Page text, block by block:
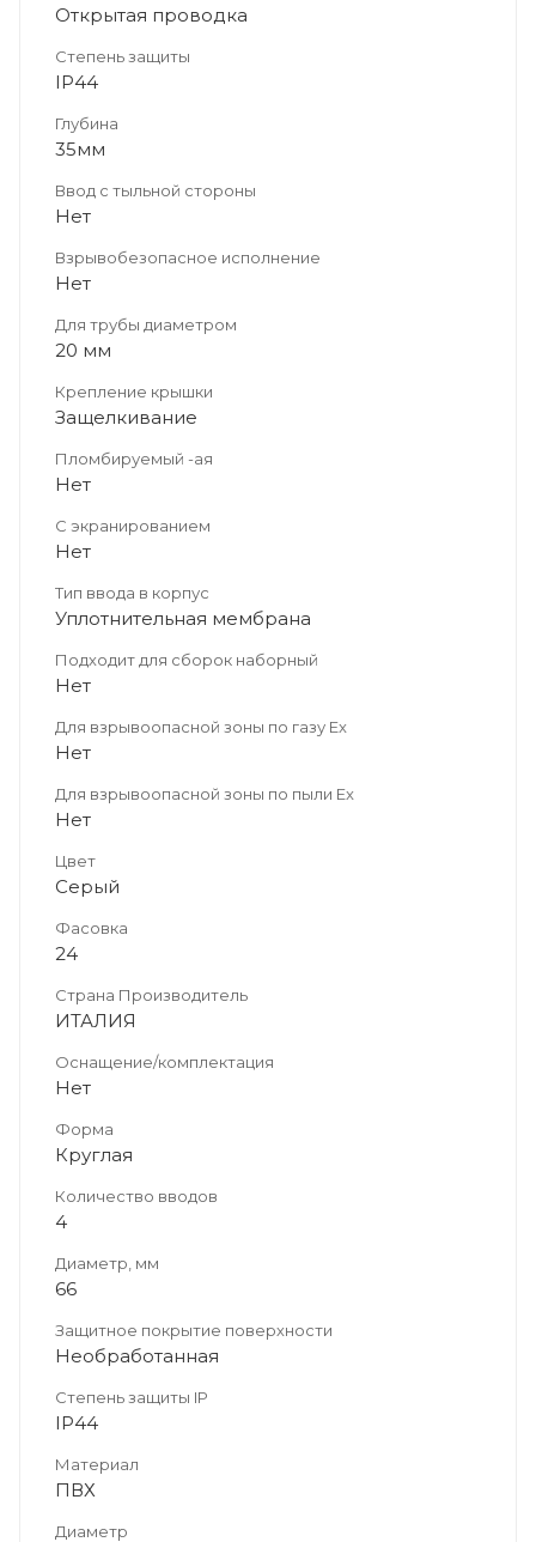
Открытая проводка
Степень защиты
IP44
Глубина
35мм
Ввод с тыльной стороны
Нет
Взрывобезопасное исполнение
Нет
Для трубы диаметром
20 мм
Крепление крышки
Защелкивание
Пломбируемый -ая
Нет
С экранированием
Нет
Тип ввода в корпус
Уплотнительная мембрана
Подходит для сборок наборный
Нет
Для взрывоопасной зоны по газу Ex
Нет
Для взрывоопасной зоны по пыли Ex
Нет
Цвет
Серый
Фасовка
24
Страна Производитель
ИТАЛИЯ
Оснащение/комплектация
Нет
Форма
Круглая
Количество вводов
4
Диаметр, мм
66
Защитное покрытие поверхности
Необработанная
Степень защиты IP
IP44
Материал
ПВХ
Диаметр